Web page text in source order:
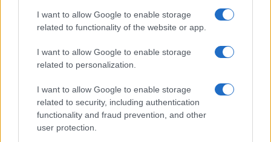
I want to allow Google to enable storage
related to functionality of the website or app.
I want to allow Google to enable storage
related to personalization.
I want to allow Google to enable storage
related to security, including authentication
functionality and fraud prevention, and other
user protection.
l’impunità della classe politica; è l’uguaglianza
davanti alla legge.
Proprio per questo occorredistinguere tra due